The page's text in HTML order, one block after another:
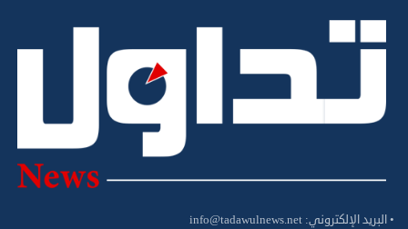
• البريد الإلكتروني: info@tadawulnews.net